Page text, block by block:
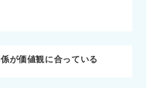
が価値観に合っている